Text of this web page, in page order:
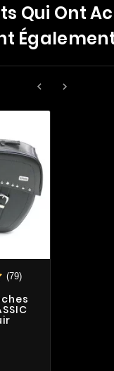
Qui Ont
 
(79)